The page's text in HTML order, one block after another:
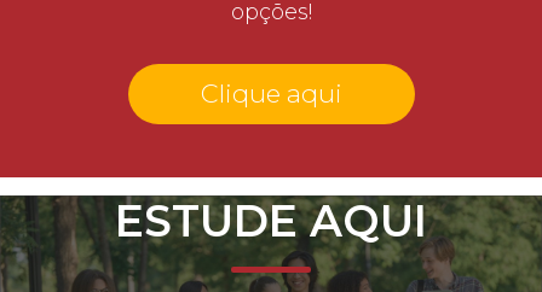
opções!
Clique aqui
ESTUDE AQUI